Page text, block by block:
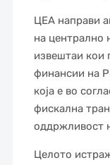
ЦЕА направи
на централно
извештаи кои
финансии на
која е во
фискална
оддржливост
Целото